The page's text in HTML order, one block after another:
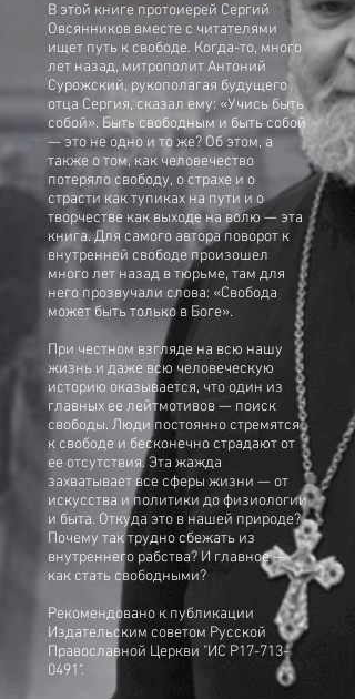
В этой книге протоиерей Сергий
Овсянников вместе с читателями
ищет путь к свободе. Когда-то, много
лет назад, митрополит Антоний
Сурожский, рукополагая будущего
отца Сергия, сказал ему: «Учись быть
собой». Быть свободным и быть собой
— это не одно и то же? Об этом, а
также о том, как человечество
потеряло свободу, о страхе и о
страсти как тупиках на пути и о
творчестве как выходе на волю — эта
книга. Для самого автора поворот к
внутренней свободе произошел
много лет назад в тюрьме, там для
него прозвучали слова: «Свобода
может быть только в Боге».
При честном взгляде на всю нашу
жизнь и даже всю человеческую
историю оказывается, что один из
главных ее лейтмотивов — поиск
свободы. Люди постоянно стремятся
к свободе и бесконечно страдают от
ее отсутствия. Эта жажда
захватывает все сферы жизни — от
искусства и политики до физиологии
и быта. Откуда это в нашей природе?
Почему так трудно сбежать из
внутреннего рабства? И главное —
как стать свободными?
Рекомендовано к публикации
Издательским советом Русской
Православной Церкви "ИС Р17-713-
0491".